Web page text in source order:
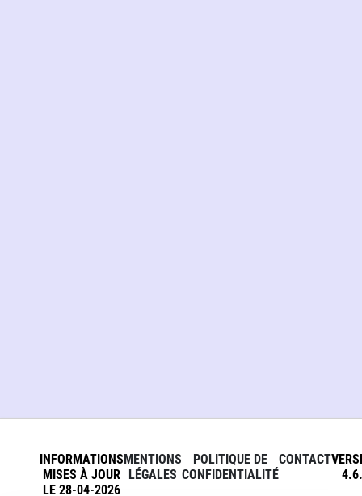
INFORMATIONS
MISES À JOUR
LE 28-04-2026
MENTIONS
LÉGALES
POLITIQUE DE
CONFIDENTIALITÉ
CONTACT